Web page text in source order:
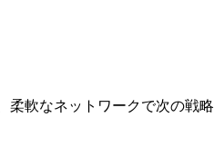
柔軟なネットワークで次の戦略